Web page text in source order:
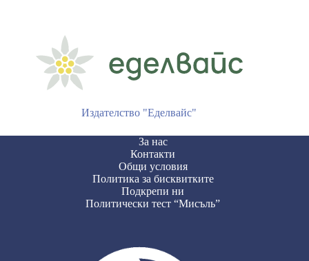
Издателство "Еделвайс"
За нас
Контакти
Общи условия
Политика за бисквитките
Подкрепи ни
Политически тест “Мисъль”